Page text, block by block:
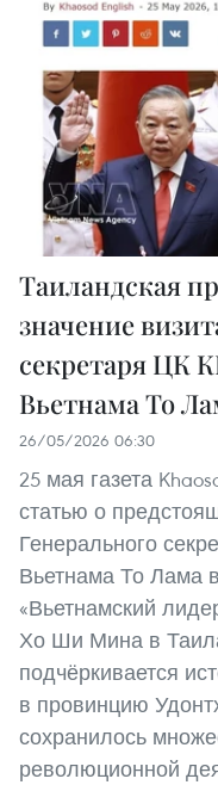
Таиландская
значение
секретаря ЦК
Вьетнама То
26/05/2026 06:30
25 мая газета
статью о
Генерального
Вьетнама То Лама
«Вьетнамский
Хо Ши Мина в
подчёркивается
в провинцию
сохранилось
революционной